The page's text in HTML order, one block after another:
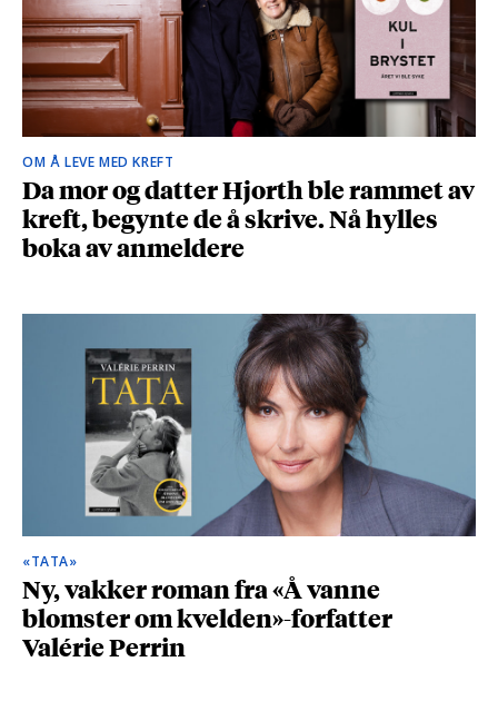
OM Å LEVE MED KREFT
Da mor og datter Hjorth ble rammet av
kreft, begynte de å skrive. Nå hylles
boka av anmeldere
«TATA»
Ny, vakker roman fra «Å vanne
blomster om kvelden»-forfatter
Valérie Perrin